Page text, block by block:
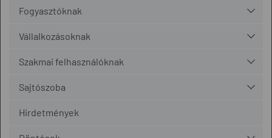
Fogyasztóknak
Vállalkozásoknak
Szakmai felhasználóknak
Sajtószoba
Hirdetmények